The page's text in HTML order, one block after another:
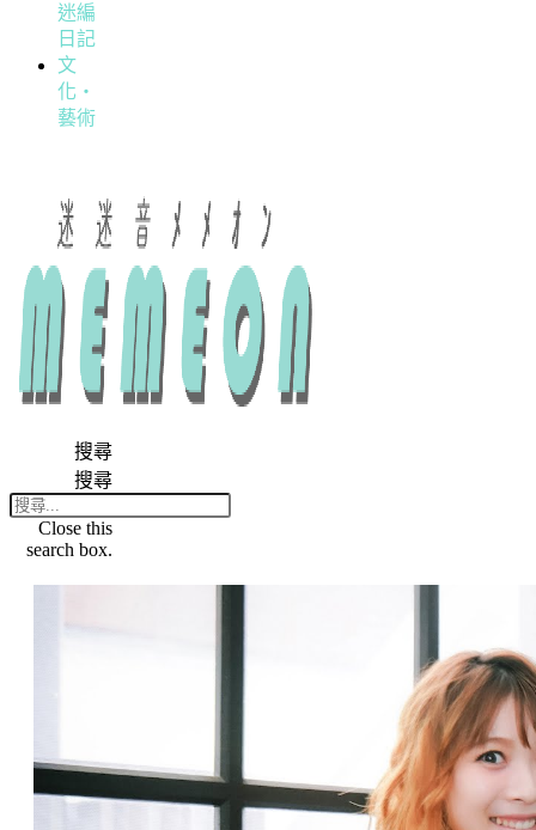
迷編
日記
文
化・
藝術
搜尋
搜尋
Close this
search box.